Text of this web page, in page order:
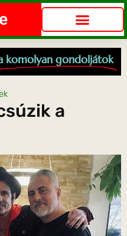
komolyan gondoljátok
a